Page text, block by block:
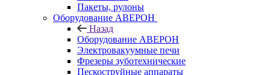
Пакеты, рулоны
Оборудование АВЕРОН
Назад
Оборудование АВЕРОН
Электровакуумные печи
Фрезеры зуботехнические
Пескоструйные аппараты